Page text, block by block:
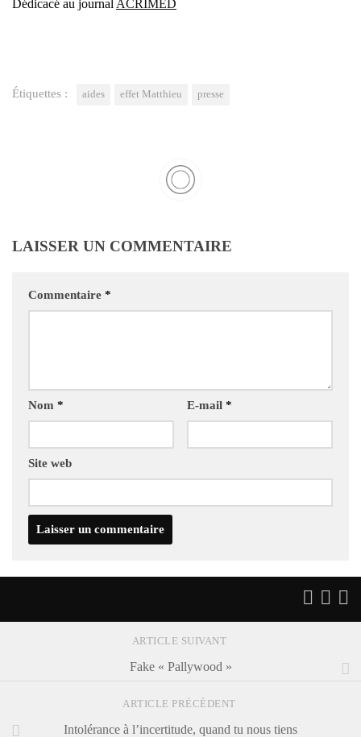
Dédi­ca­cé au jour­nal ACRIMED
Étiquettes : aides effet Matthieu presse
LAISSER UN COMMENTAIRE
Commentaire *
Nom * E-mail *
Site web
ARTICLE SUIVANT
Fake « Pallywood »
ARTICLE PRÉCÉDENT
Intolérance à l’incertitude, quand tu nous tiens